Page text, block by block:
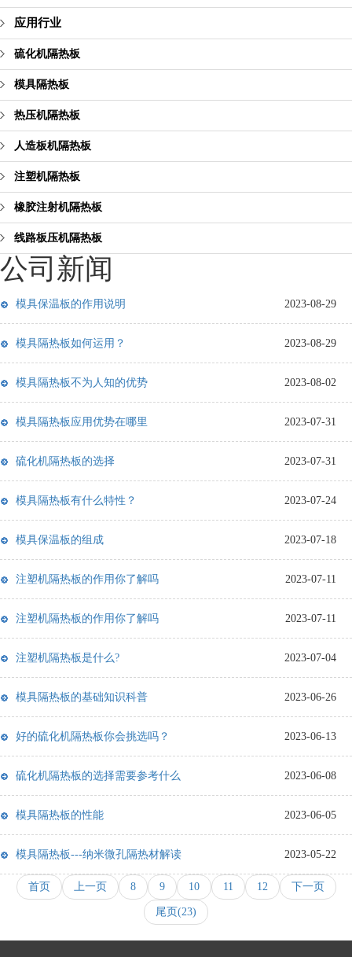
应用行业
硫化机隔热板
模具隔热板
热压机隔热板
人造板机隔热板
注塑机隔热板
橡胶注射机隔热板
线路板压机隔热板
公司新闻
模具保温板的作用说明 2023-08-29
模具隔热板如何运用？ 2023-08-29
模具隔热板不为人知的优势 2023-08-02
模具隔热板应用优势在哪里 2023-07-31
硫化机隔热板的选择 2023-07-31
模具隔热板有什么特性？ 2023-07-24
模具保温板的组成 2023-07-18
注塑机隔热板的作用你了解吗 2023-07-11
注塑机隔热板的作用你了解吗 2023-07-11
注塑机隔热板是什么? 2023-07-04
模具隔热板的基础知识科普 2023-06-26
好的硫化机隔热板你会挑选吗？ 2023-06-13
硫化机隔热板的选择需要参考什么 2023-06-08
模具隔热板的性能 2023-06-05
模具隔热板---纳米微孔隔热材解读 2023-05-22
首页 上一页 8 9 10 11 12 下一页
尾页(23)